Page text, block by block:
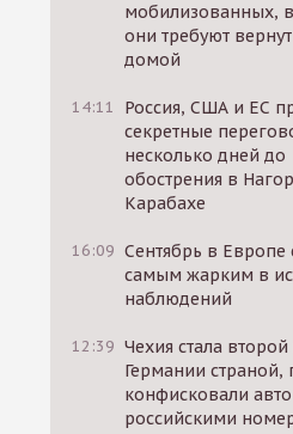
мобилизованных,
они требуют
домой
14:11
Россия, США и ЕС
секретные
несколько дней до
обострения в
Карабахе
16:09 Сентябрь в Европе
самым жарким в
наблюдений
12:39 Чехия стала второй
Германии страной,
конфисковали
российскими